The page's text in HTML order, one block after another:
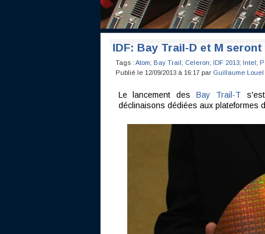
IDF: Bay Trail-D et M
Tags : Atom; Bay Trail; Celeron; IDF 2013; Intel;
Publié le 12/09/2013 à 16:17 par Guillaume Louel
Le lancement desBay Trail-T
déclinaisons dédiées aux plateformes